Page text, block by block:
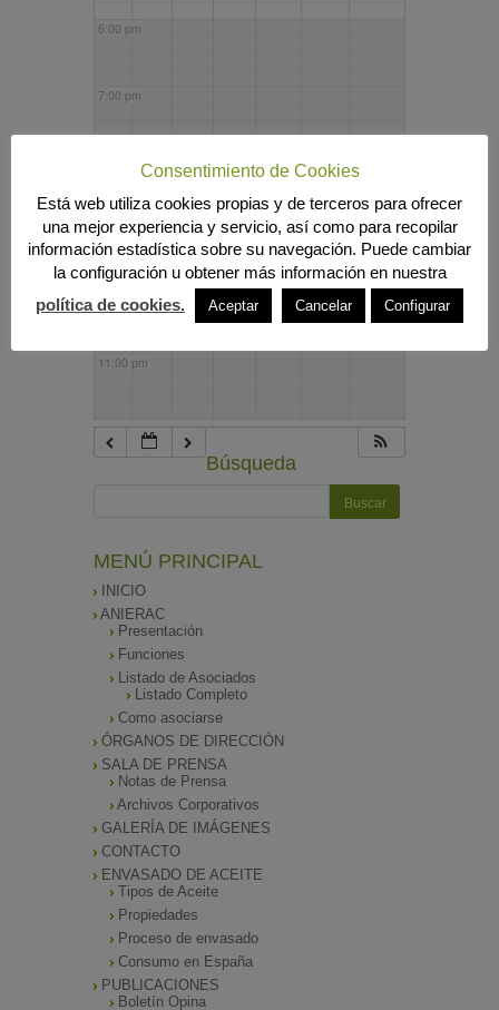
6:00 pm
7:00 pm
9:00 pm
10:00 pm
11:00 pm
Búsqueda
MENÚ PRINCIPAL
INICIO
ANIERAC
Presentación
Funciones
Listado de Asociados
Listado Completo
Como asociarse
ÓRGANOS DE DIRECCIÓN
SALA DE PRENSA
Notas de Prensa
Archivos Corporativos
GALERÍA DE IMÁGENES
CONTACTO
ENVASADO DE ACEITE
Tipos de Aceite
Propiedades
Proceso de envasado
Consumo en España
PUBLICACIONES
Boletín Opina
Consentimiento de Cookies
Está web utiliza cookies propias y de terceros para ofrecer
una mejor experiencia y servicio, así como para recopilar
información estadística sobre su navegación. Puede cambiar
la configuración u obtener más información en nuestra
política de cookies.
Aceptar Cancelar Configurar